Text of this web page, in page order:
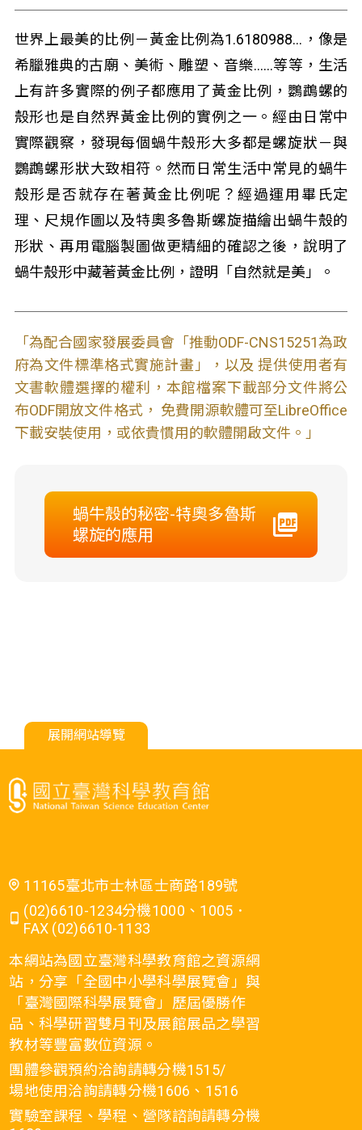
世界上最美的比例－黃金比例為1.6180988…，像是
希臘雅典的古廟、美術、雕塑、音樂……等等，生活
上有許多實際的例子都應用了黃金比例，鸚鵡螺的
殼形也是自然界黃金比例的實例之一。經由日常中
實際觀察，發現每個蝸牛殼形大多都是螺旋狀－與
鸚鵡螺形狀大致相符。然而日常生活中常見的蝸牛
殼形是否就存在著黃金比例呢？經過運用畢氏定
理、尺規作圖以及特奧多魯斯螺旋描繪出蝸牛殼的
形狀、再用電腦製圖做更精細的確認之後，說明了
蝸牛殼形中藏著黃金比例，證明「自然就是美」。
「為配合國家發展委員會「推動ODF-CNS15251為政
府為文件標準格式實施計畫」，以及 提供使用者有
文書軟體選擇的權利，本館檔案下載部分文件將公
布ODF開放文件格式， 免費開源軟體可至LibreOffice
下載安裝使用，或依貴慣用的軟體開啟文件。」
蝸牛殼的秘密-特奧多魯斯
螺旋的應用
展開網站導覽
11165臺北市士林區士商路189號
(02)6610-1234分機1000、1005．
FAX (02)6610-1133
本網站為國立臺灣科學教育館之資源網
站，分享「全國中小學科學展覽會」與
「臺灣國際科學展覽會」歷屆優勝作
品、科學研習雙月刊及展館展品之學習
教材等豐富數位資源。
團體參觀預約洽詢請轉分機1515/
場地使用洽詢請轉分機1606、1516
實驗室課程、學程、營隊諮詢請轉分機